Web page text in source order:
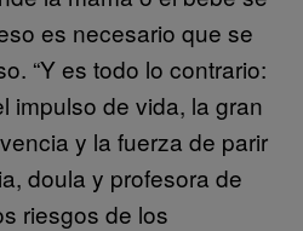
es necesario que se
“Y es todo lo contrario:
impulso de vida, la gran
y la fuerza de parir
doula y profesora de
riesgos de los